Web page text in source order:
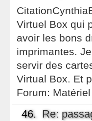
Virtuel Box qui
avoir les bons
imprimantes.
servir des
Virtual Box. Et
Forum: Matériel
46. Re: